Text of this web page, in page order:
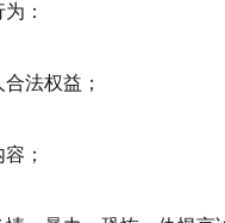
：
法权益；
；